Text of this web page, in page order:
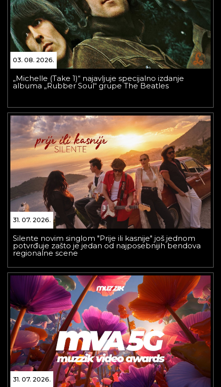
03. 08. 2026.
„Michelle (Take 1)“ najavljuje specijalno izdanje
albuma „Rubber Soul“ grupe The Beatles
31. 07. 2026.
Silente novim singlom "Prije ili kasnije" još jednom
potvrđuje zašto je jedan od najposebnijih bendova
regionalne scene
31. 07. 2026.